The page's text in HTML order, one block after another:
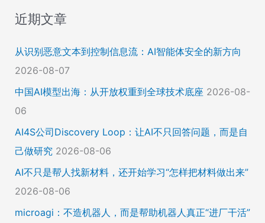
近期文章
从识别恶意文本到控制信息流：AI智能体安全的新方向
2026-08-07
中国AI模型出海：从开放权重到全球技术底座 2026-08-
06
AI4S公司Discovery Loop：让AI不只回答问题，而是自
己做研究 2026-08-06
AI不只是帮人找新材料，还开始学习“怎样把材料做出来”
2026-08-06
microagi：不造机器人，而是帮助机器人真正“进厂干活”